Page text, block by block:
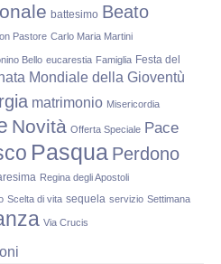
battesimo Beato
Pastore Carlo Maria Martini
Bello eucarestia Famiglia Festa del
Mondiale della Gioventù
matrimonio Misericordia
Novità Offerta Speciale Pace
Pasqua Perdono
Regina degli Apostoli
Scelta di vita sequela servizio Settimana
Via Crucis